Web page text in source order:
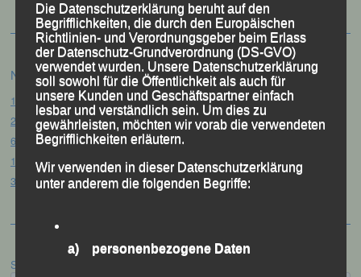
Neueste Beiträge
15. Pörndorfer Sommernachtslauf – Pörndorf, 01.08.2026
20. Goldener Steig-Lauf – Stozec/Tusset, 01.08.2026
61. Bergsportfest – Ortenburg, 26.07.2026
12. Loser Berglauf – Altaussee/Österreich, 25.07.2026
32. Sommerbiathlon – Passau, 18.07.2026
Suchen
Die Datenschutzerklärung beruht auf den
Begrifflichkeiten, die durch den Europäischen
Richtlinien- und Verordnungsgeber beim Erlass
der Datenschutz-Grundverordnung (DS-GVO)
verwendet wurden. Unsere Datenschutzerklärung
soll sowohl für die Öffentlichkeit als auch für
unsere Kunden und Geschäftspartner einfach
lesbar und verständlich sein. Um dies zu
gewährleisten, möchten wir vorab die verwendeten
Begrifflichkeiten erläutern.
Wir verwenden in dieser Datenschutzerklärung
unter anderem die folgenden Begriffe:
a) personenbezogene Daten